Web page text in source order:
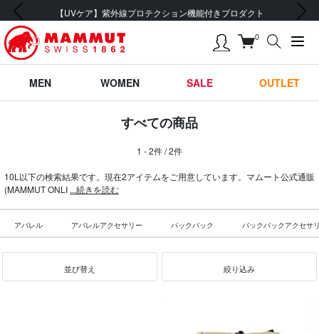
【UVケア】紫外線プロテクション機能付きプロダクト
前の画像 次の画像
0
MEN WOMEN SALE OUTLET
すべての商品
1 - 2件 / 2件
10L以下の検索結果です。現在2アイテムをご用意しています。マムート公式通販
(MAMMUT ONLI ...続きを読む
アパレル アパレルアクセサリー バックパック バックパックアクセサ
並び替え 絞り込み